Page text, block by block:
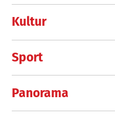
Kultur
Sport
Panorama